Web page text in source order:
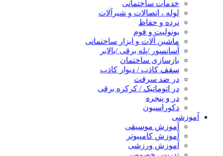
خدمات ساختمانی
لوله ، اتصالات و شیرآلات
نرده و حفاظ
یونولیت و فوم
ماشین آلات و ابزار ساختمانی
آسانسور /پله برقی /بالابر
بازسازی ساختمان
سقف کاذب / دیوار کاذب
در ضد سرقت
در اتوماتیک / کرکره برقی
در و پنجره
دکوراسیون
آموزشی
آموزش موسیقی
آموزش کامپیوتر
آموزش ورزشی